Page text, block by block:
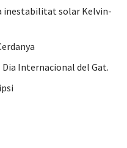
inestabilitat solar Kelvin-
Internacional del Gat.